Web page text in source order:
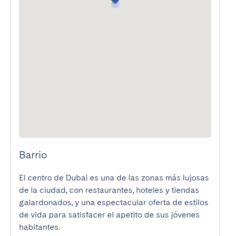
Barrio
El centro de Dubai es una de las zonas más lujosas
de la ciudad, con restaurantes, hoteles y tiendas
galardonados, y una espectacular oferta de estilos
de vida para satisfacer el apetito de sus jóvenes
habitantes.